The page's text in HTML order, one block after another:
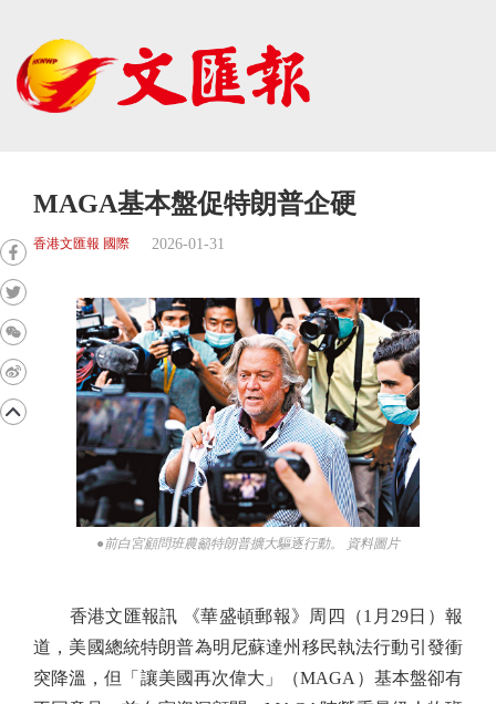
MAGA基本盤促特朗普企硬
香港文匯報 國際 2026-01-31
●前白宮顧問班農籲特朗普擴大驅逐行動。 資料圖片
香港文匯報訊 《華盛頓郵報》周四（1月29日）報
道，美國總統特朗普為明尼蘇達州移民執法行動引發衝
突降溫，但「讓美國再次偉大」（MAGA）基本盤卻有